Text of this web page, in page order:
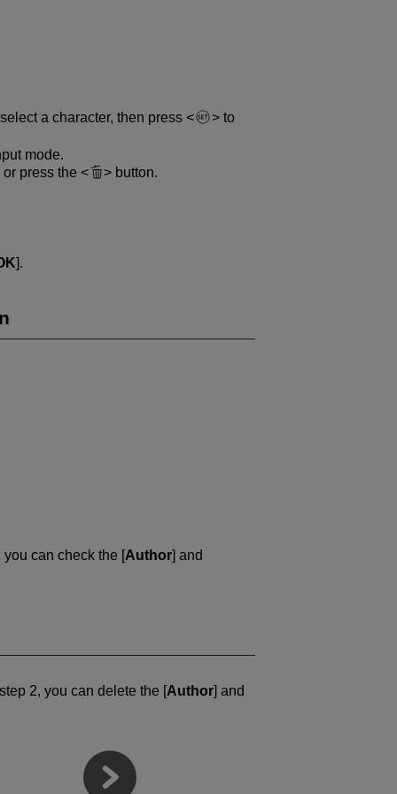
a character, then press to
mode.
or press the
button.
].
you can check the [Author] and
2, you can delete the [Author] and